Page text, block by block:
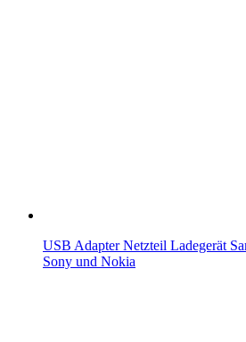
USB Adapter Netzteil Ladegerät
Sony und Nokia